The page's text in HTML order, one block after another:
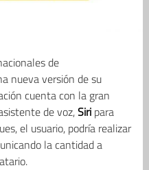
de
nueva versión de su
cuenta con la gran
de voz,Siripara
el usuario, podría realizar
la cantidad a